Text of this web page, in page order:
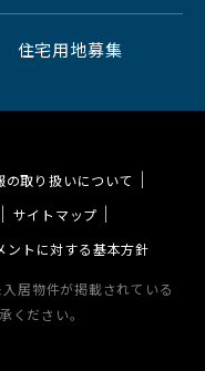
住宅用地募集
の取り扱いについて
サイトマップ
ントに対する基本方針
居物件が掲載されている
ください。